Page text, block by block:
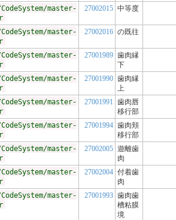
master-
27002015 中等度
master-
27002016 の既往
master-
27001989 歯肉縁
下
master-
27001990 歯肉縁
上
master-
27001991 歯肉唇
移行部
master-
27001994 歯肉頬
移行部
master-
27002005 遊離歯
肉
master-
27002004 付着歯
肉
master-
27001993 歯肉歯
槽粘膜
境